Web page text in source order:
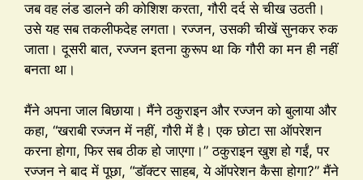
जब वह लंड डालने की कोशिश करता, गौरी दर्द से चीख उठती।
उसे यह सब तकलीफदेह लगता। रज्जन, उसकी चीखें सुनकर रुक
जाता। दूसरी बात, रज्जन इतना कुरूप था कि गौरी का मन ही नहीं
बनता था।
मैंने अपना जाल बिछाया। मैंने ठकुराइन और रज्जन को बुलाया और
कहा, “खराबी रज्जन में नहीं, गौरी में है। एक छोटा सा ऑपरेशन
करना होगा, फिर सब ठीक हो जाएगा।” ठकुराइन खुश हो गईं, पर
रज्जन ने बाद में पूछा, “डॉक्टर साहब, ये ऑपरेशन कैसा होगा?” मैंने